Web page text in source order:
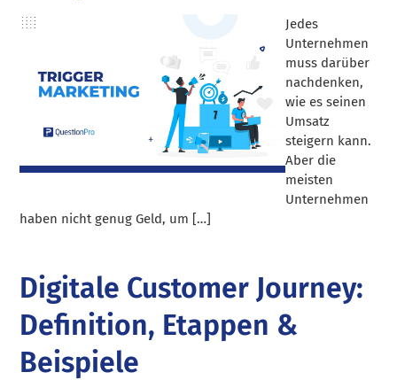
Jedes
Unternehmen
muss darüber
nachdenken,
wie es seinen
Umsatz
steigern kann.
Aber die
meisten
Unternehmen
haben nicht genug Geld, um […]
Digitale Customer Journey:
Definition, Etappen &
Beispiele